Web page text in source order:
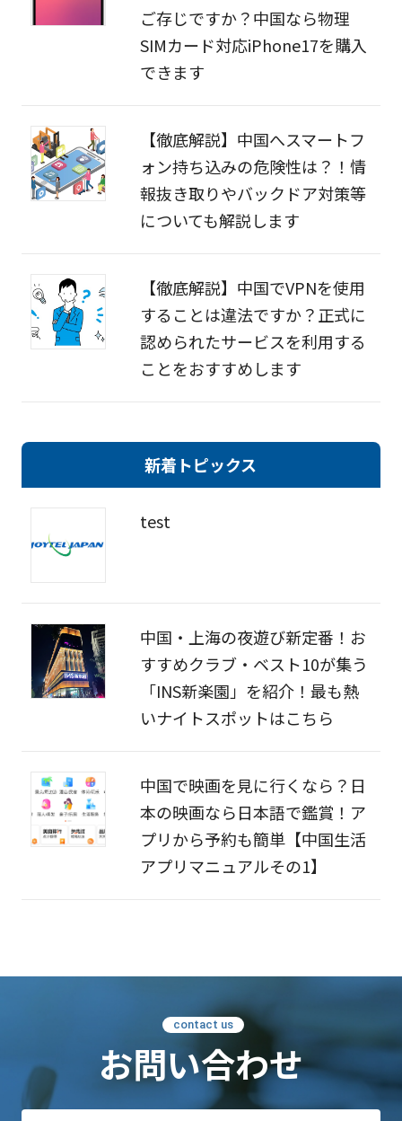
ご存じですか？中国なら物理
SIMカード対応iPhone17を購入
できます
【徹底解説】中国へスマートフ
ォン持ち込みの危険性は？！情
報抜き取りやバックドア対策等
についても解説します
【徹底解説】中国でVPNを使用
することは違法ですか？正式に
認められたサービスを利用する
ことをおすすめします
新着トピックス
test
中国・上海の夜遊び新定番！お
すすめクラブ・ベスト10が集う
「INS新楽園」を紹介！最も熱
いナイトスポットはこちら
中国で映画を見に行くなら？日
本の映画なら日本語で鑑賞！ア
プリから予約も簡単【中国生活
アプリマニュアルその1】
contact us
お問い合わせ